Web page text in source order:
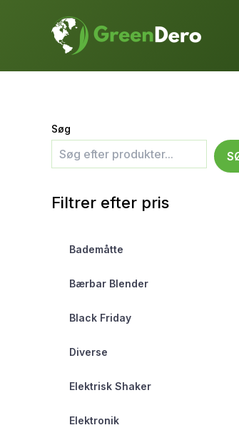
Søg
Filtrer efter pris
Bademåtte
Bærbar Blender
Black Friday
Diverse
Elektrisk Shaker
Elektronik